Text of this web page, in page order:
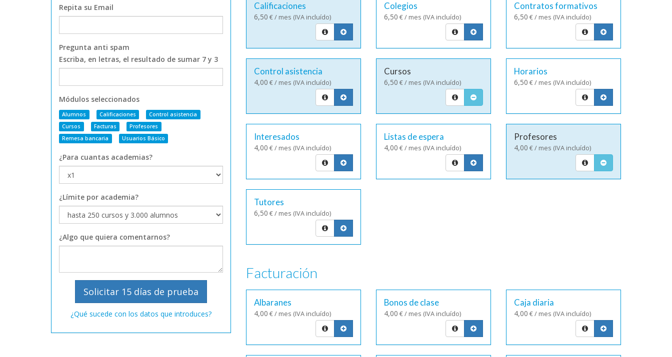
Repita su Email
Pregunta anti spam
Escriba, en letras, el resultado de sumar 7 y 3
Módulos seleccionados
Alumnos Calificaciones
Control asistencia
Cursos
Facturas
Profesores
Remesa bancaria
Usuarios Básico
¿Para cuantas academias?
¿Límite por academia?
¿Algo que quiera comentarnos?
¿Qué sucede con los datos que introduces?
Calificaciones
6,50 € / mes (IVA incluído)
Colegios
6,50 € / mes (IVA incluído)
Contratos formativos
6,50 € / mes (IVA incluído)
Control asistencia
4,00 € / mes (IVA incluído)
Cursos
6,50 € / mes (IVA incluído)
Horarios
6,50 € / mes (IVA incluído)
Interesados
4,00 € / mes (IVA incluído)
Listas de espera
4,00 € / mes (IVA incluído)
Profesores
4,00 € / mes (IVA incluído)
Tutores
6,50 € / mes (IVA incluído)
Facturación
Albaranes
4,00 € / mes (IVA incluído)
Bonos de clase
4,00 € / mes (IVA incluído)
Caja diaria
4,00 € / mes (IVA incluído)